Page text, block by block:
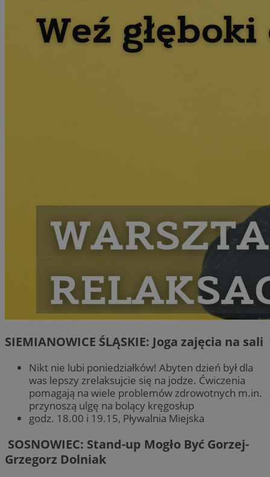
SIEMIANOWICE ŚLĄSKIE: Joga zajęcia na sali
Nikt nie lubi poniedziałków! Abyten dzień był dla
was lepszy zrelaksujcie się na jodze. Ćwiczenia
pomagają na wiele problemów zdrowotnych m.in.
przynoszą ulgę na bolący kręgosłup
godz. 18.00 i 19.15, Pływalnia Miejska
SOSNOWIEC: Stand-up Mogło Być Gorzej-
Grzegorz Dolniak